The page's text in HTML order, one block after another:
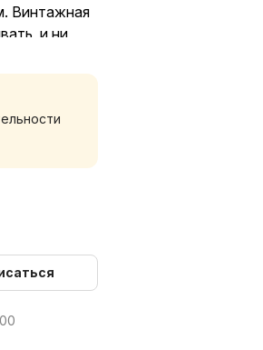
Винтажная
и ни
кофе из
ставить на